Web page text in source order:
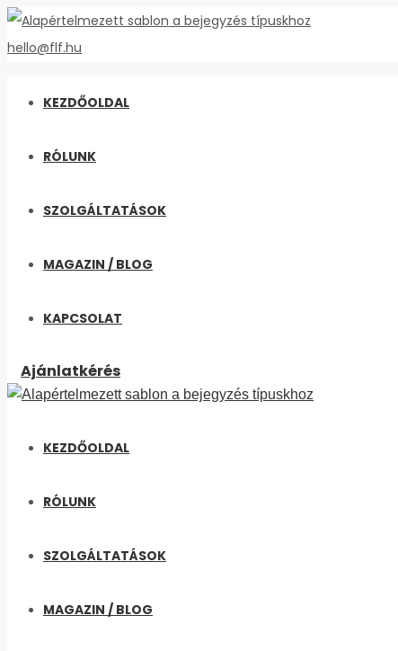
hello@flf.hu
KEZDŐOLDAL
RÓLUNK
SZOLGÁLTATÁSOK
MAGAZIN / BLOG
KAPCSOLAT
Ajánlatkérés
KEZDŐOLDAL
RÓLUNK
SZOLGÁLTATÁSOK
MAGAZIN / BLOG